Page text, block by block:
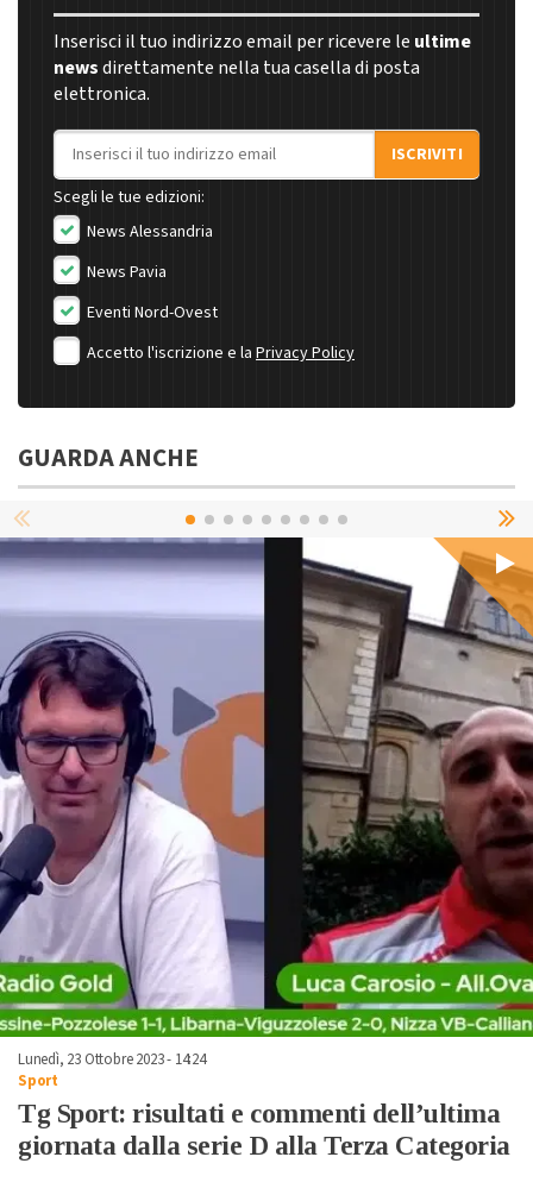
Inserisci il tuo indirizzo email per ricevere le ultime
newsdirettamente nella tua casella di posta
elettronica.
Indirizzo email
ISCRIVITI
Scegli le tue edizioni:
News Alessandria
News Pavia
Eventi Nord-Ovest
Accetto l'iscrizione e la Privacy Policy
GUARDA ANCHE
Lunedì, 23 Ottobre 2023 - 14:24
Sport
Tg Sport: risultati e commenti dell’ultima
giornata dalla serie D alla Terza Categoria